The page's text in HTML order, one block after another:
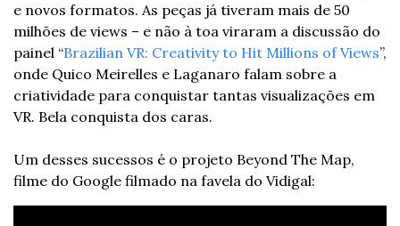
e novos formatos. As peças já tiveram mais de 50
milhões de views – e não à toa viraram a discussão do
painel “Brazilian VR: Creativity to Hit Millions of Views”,
onde Quico Meirelles e Laganaro falam sobre a
criatividade para conquistar tantas visualizações em
VR. Bela conquista dos caras.
Um desses sucessos é o projeto Beyond The Map,
filme do Google filmado na favela do Vidigal: